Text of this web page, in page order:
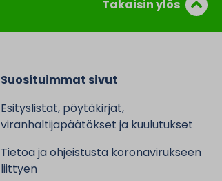
Takaisin ylös
Suosituimmat sivut
Esityslistat, pöytäkirjat,
viranhaltijapäätökset ja kuulutukset
Tietoa ja ohjeistusta koronavirukseen
liittyen